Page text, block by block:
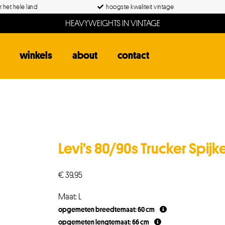
het hele land hoogste kwaliteit vintage
HEAVYWEIGHTS IN VINTAGE
winkels about contact
Levi’s 80/90s Trucker
€39,95
Maat: L
opgemeten breedtemaat: 60 cm
opgemeten lengtemaat: 66 cm